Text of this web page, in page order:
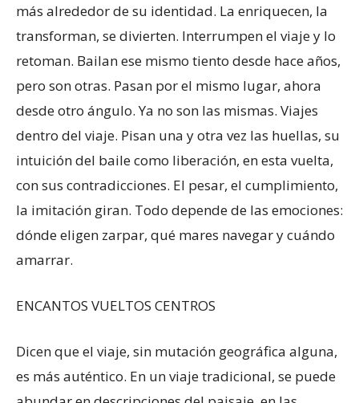
más alrededor de su identidad. La enriquecen, la
transforman, se divierten. Interrumpen el viaje y lo
retoman. Bailan ese mismo tiento desde hace años,
pero son otras. Pasan por el mismo lugar, ahora
desde otro ángulo. Ya no son las mismas. Viajes
dentro del viaje. Pisan una y otra vez las huellas, su
intuición del baile como liberación, en esta vuelta,
con sus contradicciones. El pesar, el cumplimiento,
la imitación giran. Todo depende de las emociones:
dónde eligen zarpar, qué mares navegar y cuándo
amarrar.
ENCANTOS VUELTOS CENTROS
Dicen que el viaje, sin mutación geográfica alguna,
es más auténtico. En un viaje tradicional, se puede